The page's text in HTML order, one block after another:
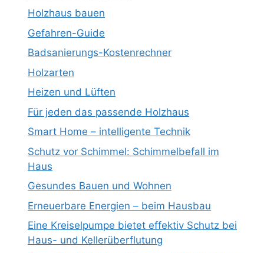
Holzhaus bauen
Gefahren-Guide
Badsanierungs-Kostenrechner
Holzarten
Heizen und Lüften
Für jeden das passende Holzhaus
Smart Home – intelligente Technik
Schutz vor Schimmel: Schimmelbefall im
Haus
Gesundes Bauen und Wohnen
Erneuerbare Energien – beim Hausbau
Eine Kreiselpumpe bietet effektiv Schutz bei
Haus- und Kellerüberflutung